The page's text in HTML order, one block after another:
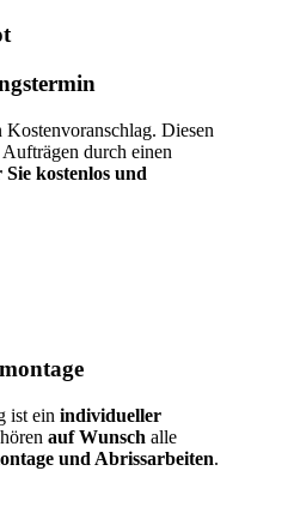
Kostenvoranschlag. Diesen
durch einen
kostenlos und
ist ein individueller
auf Wunsch alle
und Abrissarbeiten.